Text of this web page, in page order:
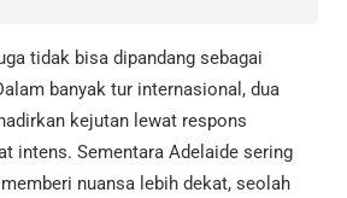
tidak bisa dipandang sebagai
banyak tur internasional, dua
kejutan lewat respons
intens. Sementara Adelaide sering
nuansa lebih dekat, seolah